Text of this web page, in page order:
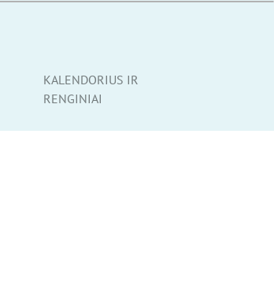
KALENDORIUS IR
RENGINIAI